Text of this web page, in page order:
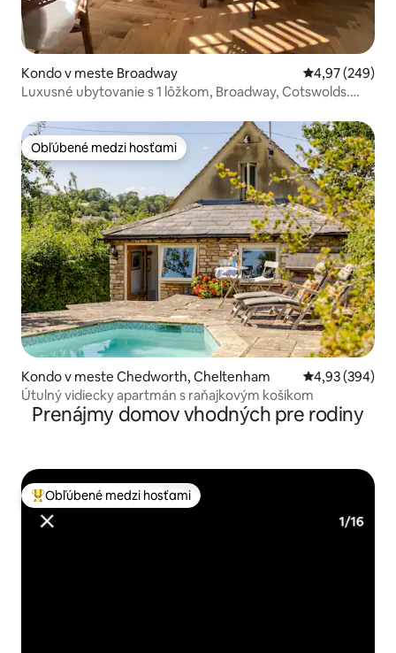
Kondo v meste Broadway Priemerné
4,97 (249)
Luxusné ubytovanie s 1 lôžkom, Broadway, Cotswolds.
Obľúbené medzi hosťami
Obľúbené medzi hosťami
Kondo v meste Chedworth, Cheltenham Priemerné
4,93 (394)
Útulný vidiecky apartmán s raňajkovým košíkom
Prenájmy domov vhodných pre rodiny
Najobľúbenejšie medzi hosťami
Obľúbené medzi hosťami